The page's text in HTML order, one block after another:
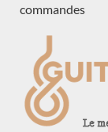
Michael O'Leary
Boguslaw Teryks
Carlos Juan
Alessandro
Paul Shéridan
Vincent Humml
commandes